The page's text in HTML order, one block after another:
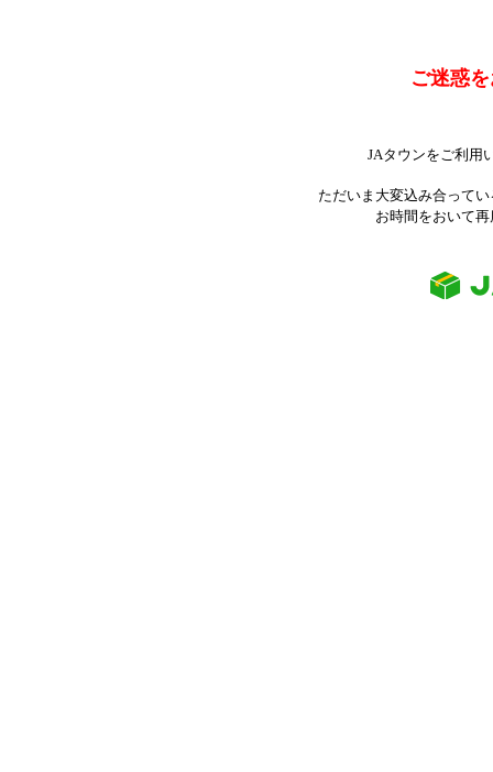
ご迷惑
JAタウンをご利用
ただいま大変込み合って
お時間をおいて